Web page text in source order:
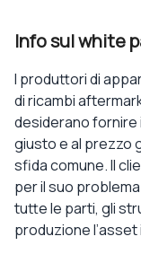
Info sul white
I produttori di
di ricambi
desiderano fornire
giusto e al prezzo
sfida comune. Il
per il suo
tutte le parti, gli
produzione